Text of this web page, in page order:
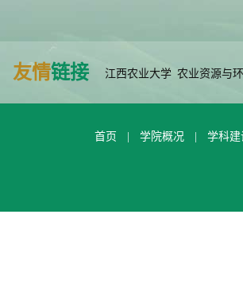
友情链接 江西农业大学 农业资源与
首页 学院概况 学科建